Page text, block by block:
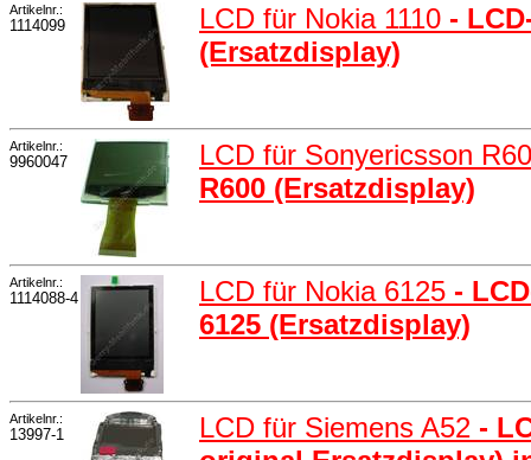
Artikelnr.:
1114099 LCD für Nokia 1110 -
(Ersatzdisplay)
Artikelnr.:
9960047
LCD für Sonyericsson
R600 (Ersatzdisplay)
Artikelnr.:
1114088-4 LCD für Nokia 6125 -
6125 (Ersatzdisplay)
Artikelnr.:
13997-1 LCD für Siemens A52 -